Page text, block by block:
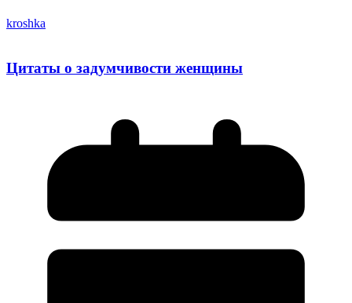
kroshka
Цитаты о задумчивости женщины